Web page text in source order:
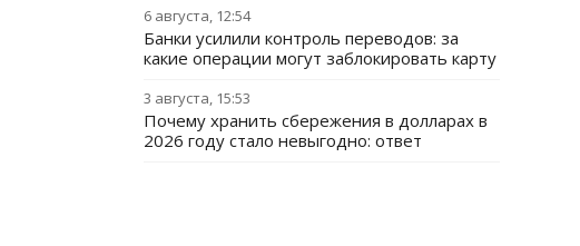
6 августа, 12:54
Банки усилили контроль переводов: за
какие операции могут заблокировать карту
3 августа, 15:53
Почему хранить сбережения в долларах в
2026 году стало невыгодно: ответ